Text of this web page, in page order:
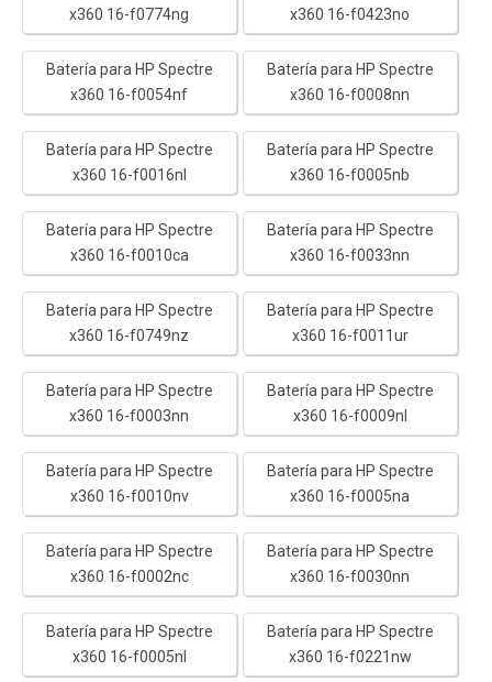
x360 16-f0774ng
x360 16-f0423no
Batería para HP Spectre
x360 16-f0054nf
Batería para HP Spectre
x360 16-f0008nn
Batería para HP Spectre
x360 16-f0016nl
Batería para HP Spectre
x360 16-f0005nb
Batería para HP Spectre
x360 16-f0010ca
Batería para HP Spectre
x360 16-f0033nn
Batería para HP Spectre
x360 16-f0749nz
Batería para HP Spectre
x360 16-f0011ur
Batería para HP Spectre
x360 16-f0003nn
Batería para HP Spectre
x360 16-f0009nl
Batería para HP Spectre
x360 16-f0010nv
Batería para HP Spectre
x360 16-f0005na
Batería para HP Spectre
x360 16-f0002nc
Batería para HP Spectre
x360 16-f0030nn
Batería para HP Spectre
x360 16-f0005nl
Batería para HP Spectre
x360 16-f0221nw